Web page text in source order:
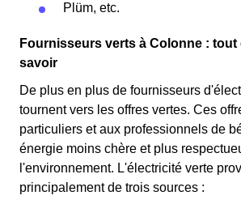
Plüm, etc.
Fournisseurs verts à Colonne : tout
savoir
De plus en plus de fournisseurs
tournent vers les offres vertes. Ces
particuliers et aux professionnels de
énergie moins chère et plus
l'environnement. L'électricité verte
principalement de trois sources :